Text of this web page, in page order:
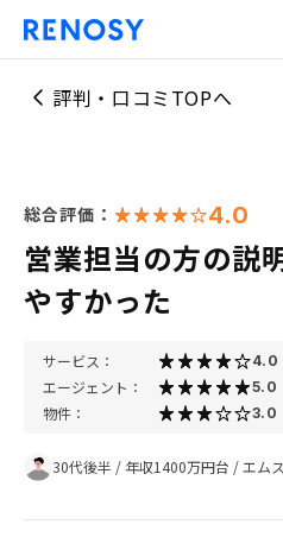
評判・口コミTOPへ
総合評価： 4.0
営業担当の方の説
やすかった
サービス： 4.0
エージェント： 5.0
物件： 3.0
30代後半 / 年収1400万円台 /エム